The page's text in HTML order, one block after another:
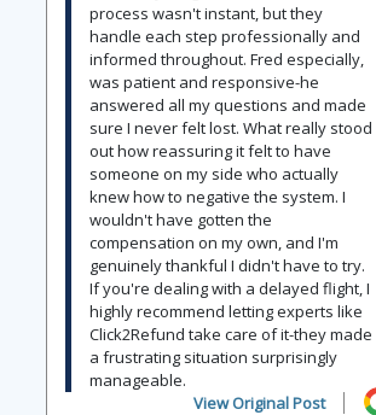
process wasn't instant, but they
handle each step professionally and
informed throughout. Fred especially,
was patient and responsive-he
answered all my questions and made
sure I never felt lost. What really stood
out how reassuring it felt to have
someone on my side who actually
knew how to negative the system. I
wouldn't have gotten the
compensation on my own, and I'm
genuinely thankful I didn't have to try.
If you're dealing with a delayed flight, I
highly recommend letting experts like
Click2Refund take care of it-they made
a frustrating situation surprisingly
manageable.
View Original Post